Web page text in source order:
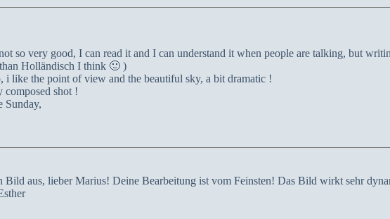
so very good, I can read it and I can understand it when people are talking, but
Holländisch I think 🙂 )
i like the point of view and the beautiful sky, a bit dramatic !
shot !
Sunday,
Bild aus, lieber Marius! Deine Bearbeitung ist vom Feinsten! Das Bild wirkt sehr